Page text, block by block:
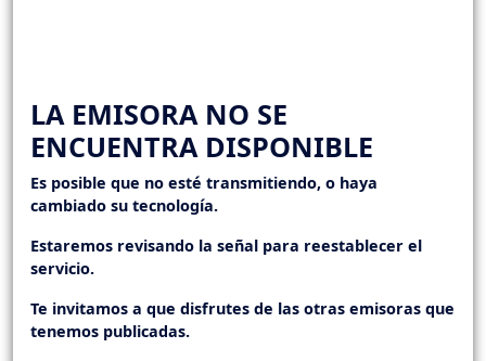
LA EMISORA NO SE
ENCUENTRA DISPONIBLE
Es posible que no esté transmitiendo, o haya
cambiado su tecnología.
Estaremos revisando la señal para reestablecer el
servicio.
Te invitamos a que disfrutes de las otras emisoras que
tenemos publicadas.